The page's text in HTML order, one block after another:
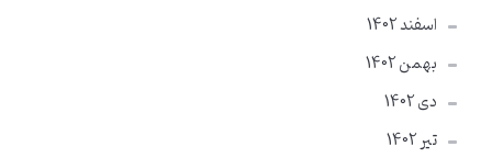
اسفند 1402
بهمن 1402
دی 1402
تير 1402